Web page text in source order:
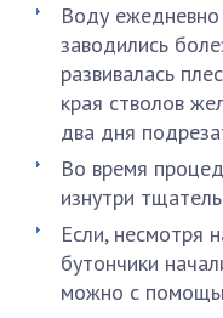
Воду
заводились
развивалась
края стволов
два дня
Во время
изнутри
Если, несмотря
бутончики
можно с